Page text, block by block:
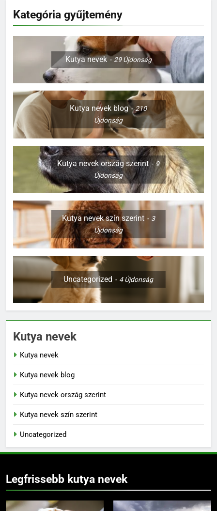
Kategória gyűjtemény
Kutya nevek 29Újdonság
Kutya nevek blog
210
Újdonság
Kutya nevek ország szerint
9
Újdonság
Kutya nevek szín szerint
3
Újdonság
Uncategorized 4Újdonság
Kutya nevek
Kutya nevek
Kutya nevek blog
Kutya nevek ország szerint
Kutya nevek szín szerint
Uncategorized
Legfrissebb kutya nevek